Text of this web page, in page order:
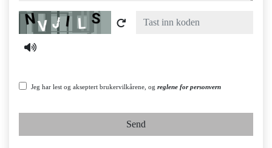
Captcha
Jeg har lest og akseptert brukervilkårene, og reglene for personvern
Send